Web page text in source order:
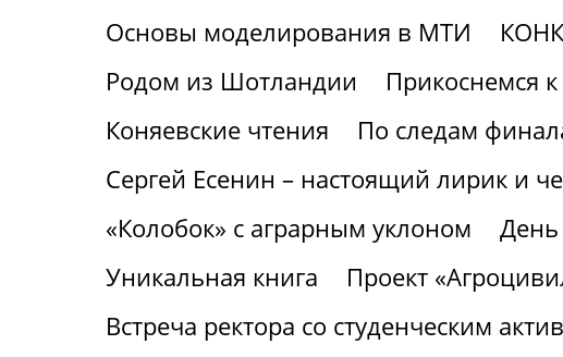
Основы моделирования в МТИ
Родом из Шотландии
Прикоснемся
Коняевские чтения
По следам
Сергей Есенин – настоящий лирик и
«Колобок» с аграрным уклоном
День
Уникальная книга
Проект
Встреча ректора со студенческим